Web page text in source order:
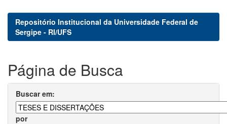
Repositório Institucional da Universidade Federal de
Sergipe - RI/UFS
Página de Busca
Buscar em:
por